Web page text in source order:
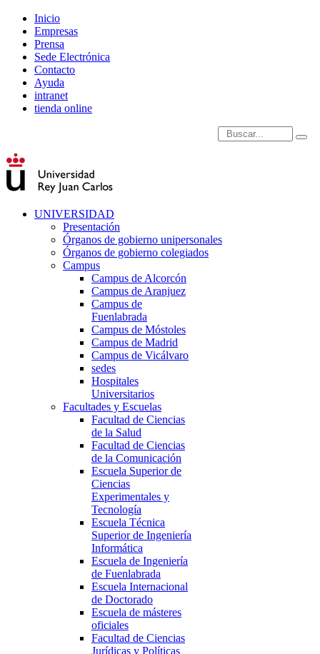
Inicio
Empresas
Prensa
Sede Electrónica
Contacto
Ayuda
intranet
tienda online
Introduce términos de
UNIVERSIDAD
Presentación
Órganos de gobierno unipersonales
Órganos de gobierno colegiados
Campus
Campus de Alcorcón
Campus de Aranjuez
Campus de
Fuenlabrada
Campus de Móstoles
Campus de Madrid
Campus de Vicálvaro
sedes
Hospitales
Universitarios
Facultades y Escuelas
Facultad de Ciencias
de la Salud
Facultad de Ciencias
de la Comunicación
Escuela Superior de
Ciencias
Experimentales y
Tecnología
Escuela Técnica
Superior de Ingeniería
Informática
Escuela de Ingeniería
de Fuenlabrada
Escuela Internacional
de Doctorado
Escuela de másteres
oficiales
Facultad de Ciencias
Jurídicas y Políticas